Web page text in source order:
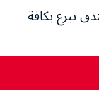
تبرع بكافة